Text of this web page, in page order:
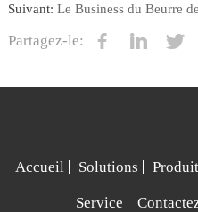
Suivant: Le Business du Beurre
Partagez-le:
Accueil Solutions
Service